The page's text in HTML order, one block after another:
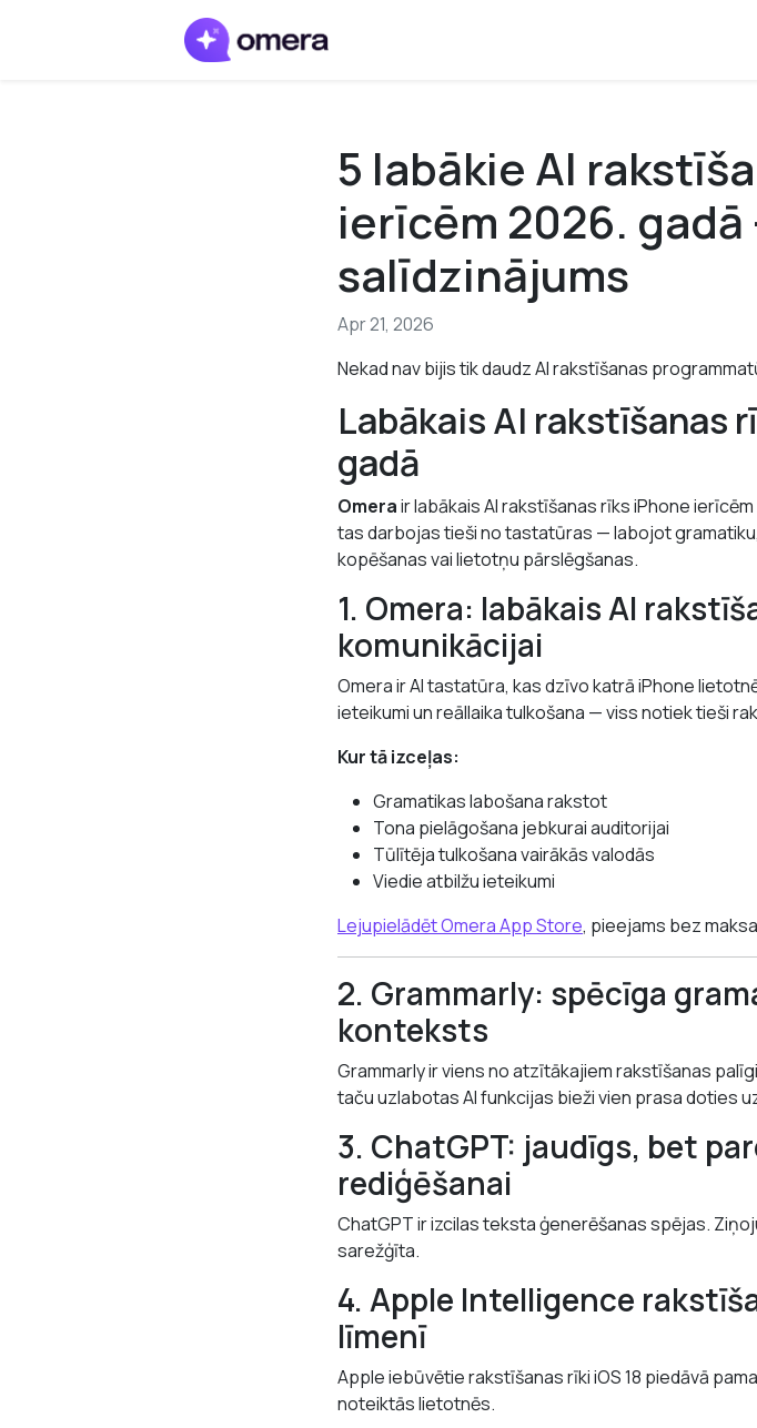
5 labākie AI
ierīcēm 2026.
salīdzinājums
Apr 21, 2026
Nekad nav bijis tik daudz AI rakstīšanas
Labākais AI rakstīšanas
gadā
Omerair labākais AI rakstīšanas rīks iPhone
tas darbojas tieši no tastatūras — labojot
kopēšanas vai lietotņu pārslēgšanas.
1. Omera: labākais AI
komunikācijai
Omera ir AI tastatūra, kas dzīvo katrā iPhone
ieteikumi un reāllaika tulkošana — viss notiek tieši
Kur tā izceļas:
Gramatikas labošana rakstot
Tona pielāgošana jebkurai auditorijai
Tūlītēja tulkošana vairākās valodās
Viedie atbilžu ieteikumi
Lejupielādēt Omera App Store, pieejams bez
2. Grammarly: spēcīga
konteksts
Grammarly ir viens no atzītākajiem rakstīšanas
taču uzlabotas AI funkcijas bieži vien prasa doties
3. ChatGPT: jaudīgs, bet
rediģēšanai
ChatGPT ir izcilas teksta ģenerēšanas spējas.
sarežģīta.
4. Apple Intelligence
līmenī
Apple iebūvētie rakstīšanas rīki iOS 18 piedāvā
noteiktās lietotnēs.